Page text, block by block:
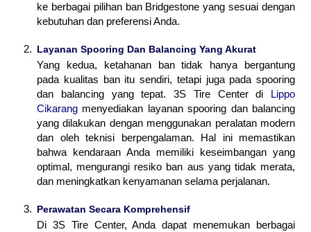
ke berbagai pilihan ban Bridgestone yang sesuai dengan
kebutuhan dan preferensi Anda.
Layanan Spooring Dan Balancing Yang Akurat
Yang kedua, ketahanan ban tidak hanya bergantung
pada kualitas ban itu sendiri, tetapi juga pada spooring
dan balancing yang tepat. 3S Tire Center di Lippo
Cikarang menyediakan layanan spooring dan balancing
yang dilakukan dengan menggunakan peralatan modern
dan oleh teknisi berpengalaman. Hal ini memastikan
bahwa kendaraan Anda memiliki keseimbangan yang
optimal, mengurangi resiko ban aus yang tidak merata,
dan meningkatkan kenyamanan selama perjalanan.
Perawatan Secara Komprehensif
Di 3S Tire Center, Anda dapat menemukan berbagai